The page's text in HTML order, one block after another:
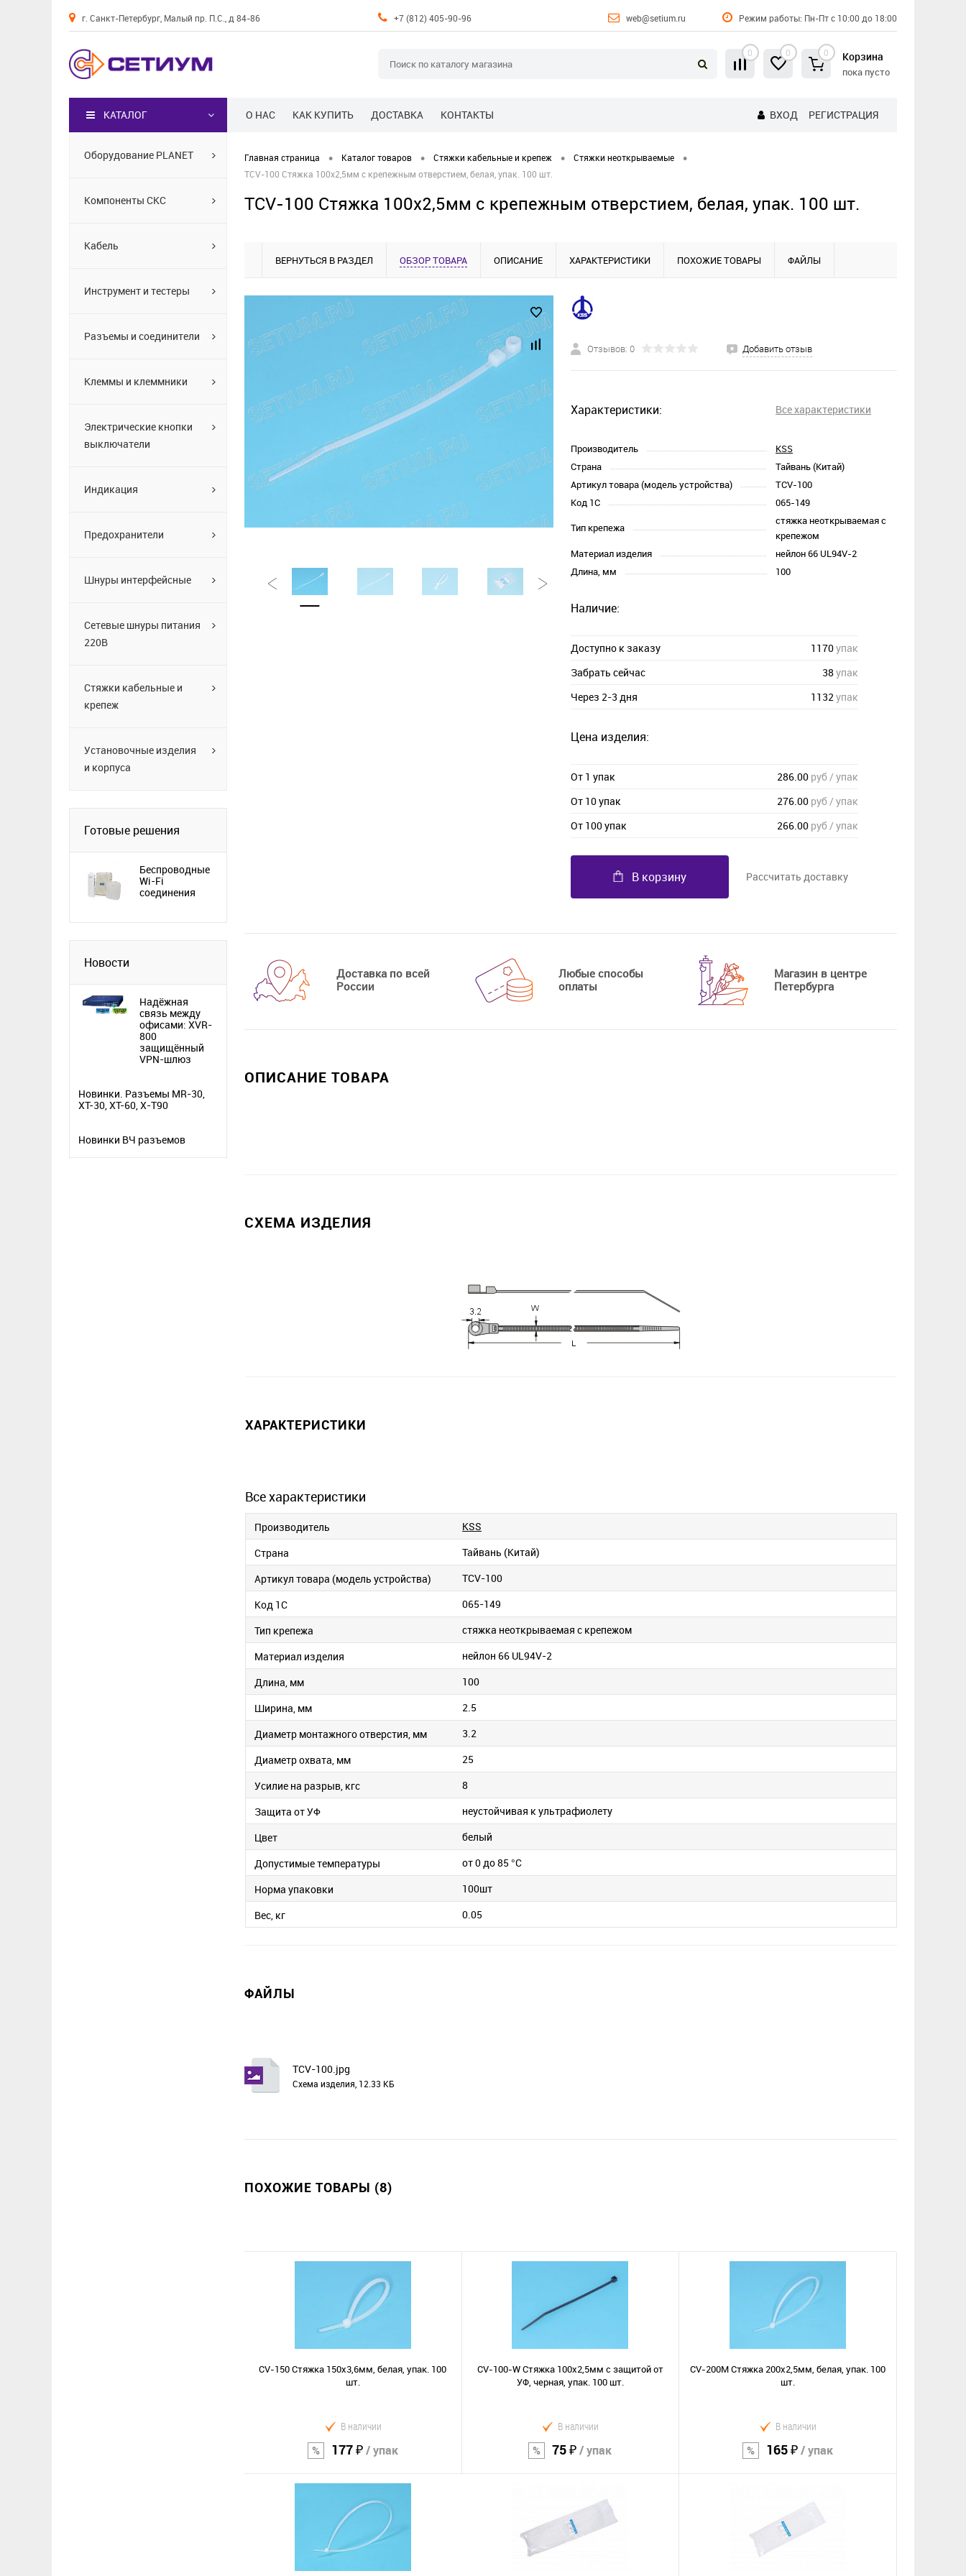
г. Санкт-Петербург, Малый пр. П.С., д 84-86 +7 (812) 405-90-96 web@setium.ru Режим работы: Пн-Пт с 10:00 до 18:00
0 0 0 Корзина
пока пусто
О НАС КАК КУПИТЬ ДОСТАВКА КОНТАКТЫ ВХОД РЕГИСТРАЦИЯ
КАТАЛОГ
Оборудование PLANET
Компоненты СКС
Кабель
Инструмент и тестеры
Разъемы и соединители
Клеммы и клеммники
Электрические кнопки
выключатели
Индикация
Предохранители
Шнуры интерфейсные
Сетевые шнуры питания
220В
Стяжки кабельные и
крепеж
Установочные изделия
и корпуса
Готовые решения
Беспроводные
Wi-Fi
соединения
Новости
Надёжная
связь между
офисами: XVR-
800
защищённый
VPN-шлюз
Новинки. Разъемы MR-30,
XT-30, XT-60, X-T90
Новинки ВЧ разъемов
Главная страница • Каталог товаров • Стяжки кабельные и крепеж • Стяжки неоткрываемые •
TCV-100 Стяжка 100x2,5мм с крепежным отверстием, белая, упак. 100 шт.
TCV-100 Стяжка 100x2,5мм с крепежным отверстием, белая, упак. 100 шт.
ВЕРНУТЬСЯ В РАЗДЕЛ ОБЗОР ТОВАРА ОПИСАНИЕ ХАРАКТЕРИСТИКИ ПОХОЖИЕ ТОВАРЫ ФАЙЛЫ
Отзывов: 0 Добавить отзыв
Характеристики: Все характеристики
Производитель
KSS
Страна
Тайвань (Китай)
Артикул товара (модель устройства)
TCV-100
Код 1С
065-149
Тип крепежа
стяжка неоткрываемая с
крепежом
Материал изделия
нейлон 66 UL94V-2
Длина, мм
100
Наличие:
Доступно к заказу 1170упак
Забрать сейчас
38 упак
Через 2-3 дня
1132упак
Цена изделия:
От 1 упак 286.00 руб / упак
От 10 упак
276.00 руб / упак
От 100 упак
266.00 руб / упак
В корзину Рассчитать доставку
Доставка по всей
России
Любые способы
оплаты
Магазин в центре
Петербурга
ОПИСАНИЕ ТОВАРА
СХЕМА ИЗДЕЛИЯ
ХАРАКТЕРИСТИКИ
Все характеристики
Производитель
KSS
Страна
Тайвань (Китай)
Артикул товара (модель устройства)
TCV-100
Код 1С
065-149
Тип крепежа
стяжка неоткрываемая с крепежом
Материал изделия
нейлон 66 UL94V-2
Длина, мм
100
Ширина, мм
2.5
Диаметр монтажного отверстия, мм
3.2
Диаметр охвата, мм
25
Усилие на разрыв, кгс
8
Защита от УФ
неустойчивая к ультрафиолету
Цвет
белый
Допустимые температуры
от 0 до 85 °C
Норма упаковки
100шт
Вес, кг
0.05
ФАЙЛЫ
TCV-100.jpg
Схема изделия, 12.33 КБ
ПОХОЖИЕ ТОВАРЫ (8)
CV-150 Стяжка 150х3,6мм, белая, упак. 100
шт.
В наличии
177 ₽/ упак
В корзину
Сравнение
CV-100-W Стяжка 100x2,5мм с защитой от
УФ, черная, упак. 100 шт.
В наличии
75 ₽/ упак
В корзину
Сравнение
CV-200M Стяжка 200х2,5мм, белая, упак. 100
шт.
В наличии
165 ₽/ упак